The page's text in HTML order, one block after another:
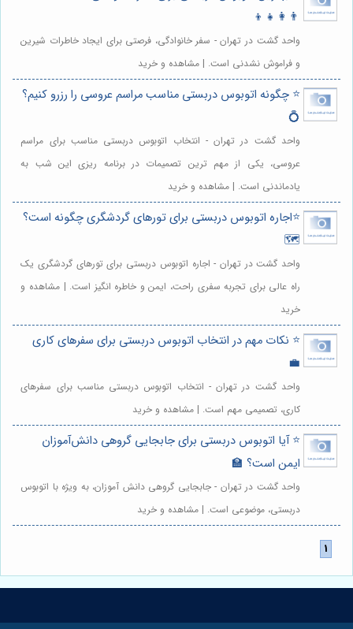
👨‍👩‍👧‍👦
واحد گشت در تهران - سفر خانوادگی، فرصتی برای ایجاد خاطرات شیرین
و فراموش نشدنی است. | مشاهده و خرید
⭐️ چگونه اتوبوس دربستی مناسب مراسم عروسی را رزرو کنیم؟
💍
واحد گشت در تهران - انتخاب اتوبوس دربستی مناسب برای مراسم
عروسی، یکی از مهم ترین تصمیمات در برنامه ریزی این شب به
یادماندنی است. | مشاهده و خرید
⭐️اجاره اتوبوس دربستی برای تورهای گردشگری چگونه است؟
🗺️
واحد گشت در تهران - اجاره اتوبوس دربستی برای تورهای گردشگری یک
راه عالی برای تجربه سفری راحت، ایمن و خاطره انگیز است. | مشاهده و
خرید
⭐️ نکات مهم در انتخاب اتوبوس دربستی برای سفرهای کاری
💼
واحد گشت در تهران - انتخاب اتوبوس دربستی مناسب برای سفرهای
کاری، تصمیمی مهم است. | مشاهده و خرید
⭐️ آیا اتوبوس دربستی برای جابجایی گروهی دانش‌آموزان
ایمن است؟ 🏫
واحد گشت در تهران - جابجایی گروهی دانش آموزان، به ویژه با اتوبوس
دربستی، موضوعی است. | مشاهده و خرید